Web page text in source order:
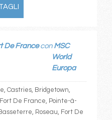
De Francecon MSC
World
Europa
Castries, Bridgetown,
De France, Pointe-à-
Roseau, Fort De